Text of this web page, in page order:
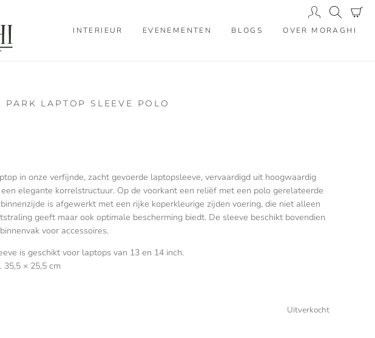
INTERIEUR EVENEMENTEN BLOGS OVER MORAGHI
PARK LAPTOP SLEEVE POLO
in onze verfijnde, zacht gevoerde laptopsleeve, vervaardigd uit hoogwaardig
elegante korrelstructuur. Op de voorkant een reliëf met een polo gerelateerde
is afgewerkt met een rijke koperkleurige zijden voering, die niet alleen
geeft maar ook optimale bescherming biedt. De sleeve beschikt bovendien
voor accessoires.
is geschikt voor laptops van 13 en 14 inch.
35,5 × 25,5 cm
Uitverkocht